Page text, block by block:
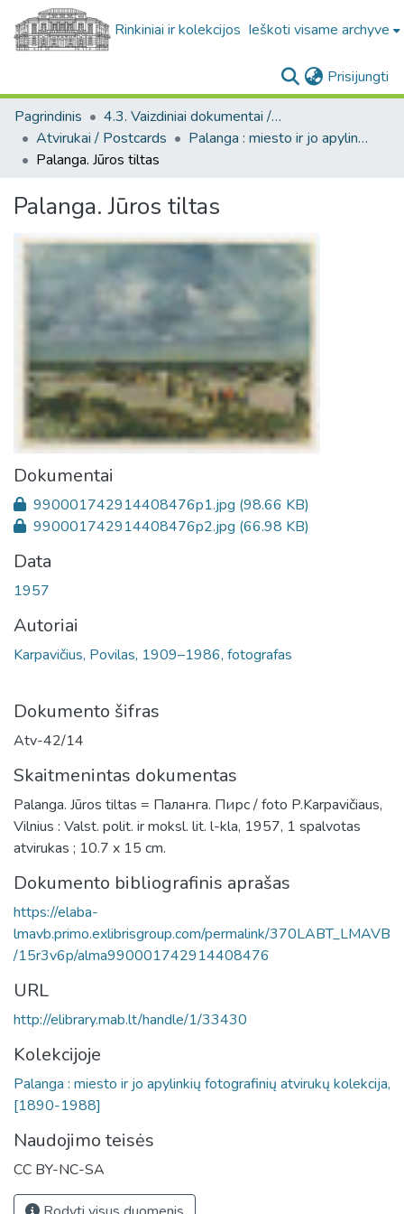
Rinkiniai ir kolekcijos Ieškoti visame archyve
Prisijungti
Pagrindinis
4.3. Vaizdiniai dokumentai / Visual documents
Atvirukai / Postcards
Palanga : miesto ir jo apylinkių fotografinių atvirukų kolekcija, [1890-1988]
Palanga. Jūros tiltas
Palanga. Jūros tiltas
Dokumentai
990001742914408476p1.jpg (98.66 KB)
990001742914408476p2.jpg (66.98 KB)
Data
1957
Autoriai
Karpavičius, Povilas, 1909–1986, fotografas
Dokumento šifras
Atv-42/14
Skaitmenintas dokumentas
Palanga. Jūros tiltas = Паланга. Пирс / foto P.Karpavičiaus,
Vilnius : Valst. polit. ir moksl. lit. l-kla, 1957, 1 spalvotas
atvirukas ; 10.7 x 15 cm.
Dokumento bibliografinis aprašas
https://elaba-
lmavb.primo.exlibrisgroup.com/permalink/370LABT_LMAVB
/15r3v6p/alma990001742914408476
URL
http://elibrary.mab.lt/handle/1/33430
Kolekcijoje
Palanga : miesto ir jo apylinkių fotografinių atvirukų kolekcija,
[1890-1988]
Naudojimo teisės
CC BY-NC-SA